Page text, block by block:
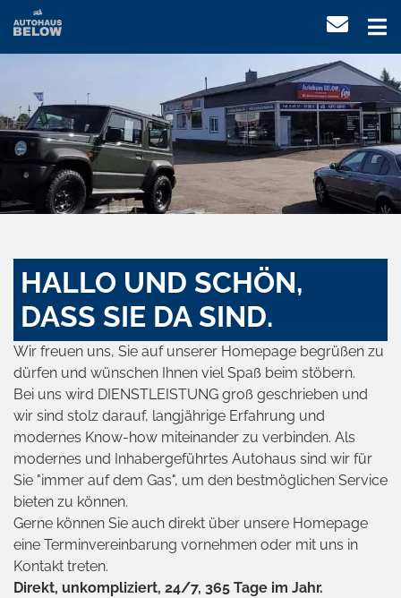
HALLO UND SCHÖN,
DASS SIE DA SIND.
Wir freuen uns, Sie auf unserer Homepage begrüßen zu
dürfen und wünschen Ihnen viel Spaß beim stöbern.
Bei uns wird DIENSTLEISTUNG groß geschrieben und
wir sind stolz darauf, langjährige Erfahrung und
modernes Know-how miteinander zu verbinden. Als
modernes und Inhabergeführtes Autohaus sind wir für
Sie "immer auf dem Gas", um den bestmöglichen Service
bieten zu können.
Gerne können Sie auch direkt über unsere Homepage
eine Terminvereinbarung vornehmen oder mit uns in
Kontakt treten.
Direkt, unkompliziert, 24/7, 365 Tage im Jahr.